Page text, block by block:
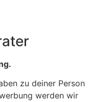
zu deiner Person
werden wir